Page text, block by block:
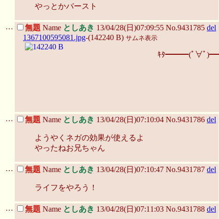
やっとかバースト
… 無題 Name としあき 13/04/28(日)07:09:55 No.9431785 del
1367100595081.jpg-(142240 B) サムネ表示
ｷﾀ━━━(ﾟ∀ﾟ
… 無題 Name としあき 13/04/28(日)07:10:04 No.9431786 del
ようやくネガの効果が使えるよ
やったねお兄ちゃん
… 無題 Name としあき 13/04/28(日)07:10:47 No.9431787 del
ライフをやろう！
… 無題 Name としあき 13/04/28(日)07:11:03 No.9431788 del